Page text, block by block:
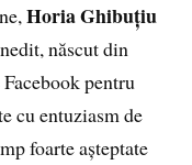
Horia Ghibuțiu
născut din
pentru
cu entuziasm de
foarte așteptate